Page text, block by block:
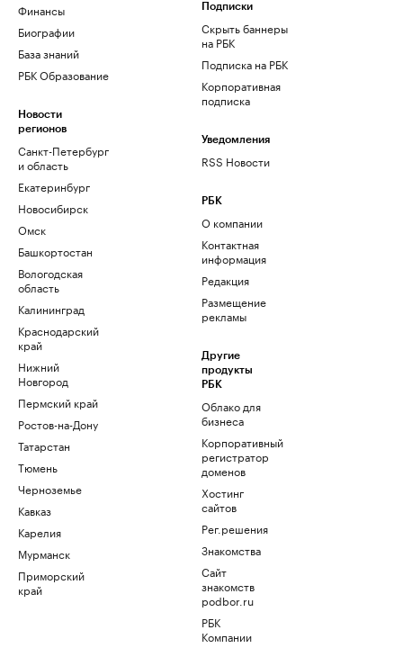
Финансы
Биографии
База знаний
РБК Образование
Новости
регионов
Санкт-Петербург
и область
Екатеринбург
Новосибирск
Омск
Башкортостан
Вологодская
область
Калининград
Краснодарский
край
Нижний
Новгород
Пермский край
Ростов-на-Дону
Татарстан
Тюмень
Черноземье
Кавказ
Карелия
Мурманск
Приморский
край
Подписки
Скрыть баннеры
на РБК
Подписка на РБК
Корпоративная
подписка
Уведомления
RSS Новости
РБК
О компании
Контактная
информация
Редакция
Размещение
рекламы
Другие
продукты
РБК
Облако для
бизнеса
Корпоративный
регистратор
доменов
Хостинг
сайтов
Рег.решения
Знакомства
Сайт
знакомств
podbor.ru
РБК
Компании